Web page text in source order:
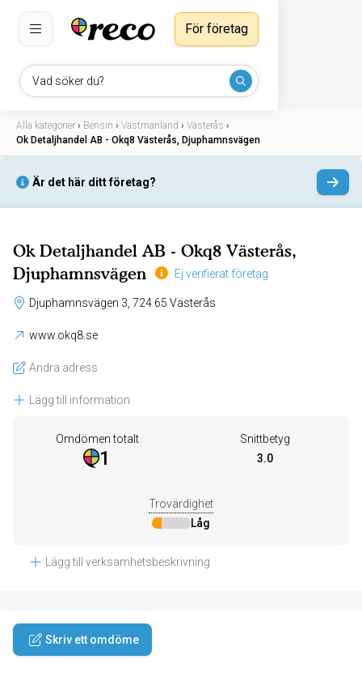
Vad söker du?
För företag
Alla kategorier › Bensin › Västmanland › Västerås ›
Ok Detaljhandel AB - Okq8 Västerås, Djuphamnsvägen
Är det här ditt företag?
Ok Detaljhandel AB - Okq8 Västerås,
Djuphamnsvägen
Ej verifierat företag
Djuphamnsvägen 3, 724 65 Västerås
www.okq8.se
Ändra adress
Lägg till information
Omdömen totalt
1
Snittbetyg
3.0
Trovärdighet
Låg
Lägg till verksamhetsbeskrivning
Skriv ett omdöme